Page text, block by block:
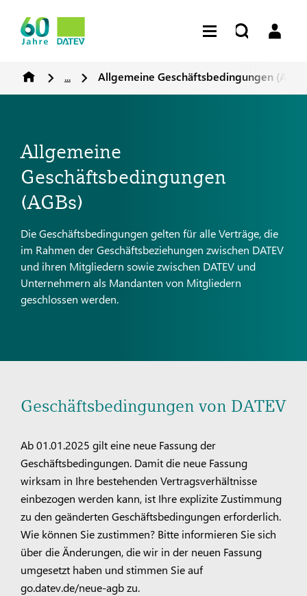
... Allgemeine Geschäftsbedingungen
Allgemeine
Geschäftsbedingungen
(AGBs)
Die Geschäftsbedingungen gelten für alle Verträge, die
im Rahmen der Geschäftsbeziehungen zwischen DATEV
und ihren Mitgliedern sowie zwischen DATEV und
Unternehmern als Mandanten von Mitgliedern
geschlossen werden.
Geschäftsbedingungen von DATEV
Ab 01.01.2025 gilt eine neue Fassung der
Geschäftsbedingungen. Damit die neue Fassung
wirksam in Ihre bestehenden Vertragsverhältnisse
einbezogen werden kann, ist Ihre explizite Zustimmung
zu den geänderten Geschäftsbedingungen erforderlich.
Wie können Sie zustimmen? Bitte informieren Sie sich
über die Änderungen, die wir in der neuen Fassung
umgesetzt haben und stimmen Sie auf
go.datev.de/neue-agb zu.